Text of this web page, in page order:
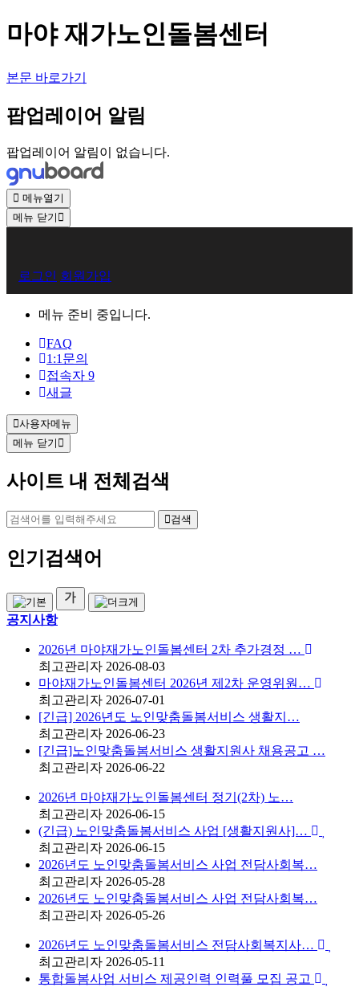
마야 재가노인돌봄센터
본문 바로가기
팝업레이어 알림
팝업레이어 알림이 없습니다.
메뉴열기
메뉴 닫기
원
로
그
인
로그인 회원가입
메뉴 준비 중입니다.
FAQ
1:1문의
접속자 9
새글
사용자메뉴
메뉴 닫기
사이트 내 전체검색
검색
인기검색어
공지사항
2026년 마야재가노인돌봄센터 2차 추가경정 …
최고관리자 2026-08-03
마야재가노인돌봄센터 2026년 제2차 운영위원…
최고관리자 2026-07-01
[긴급] 2026년도 노인맞춤돌봄서비스 생활지…
최고관리자 2026-06-23
[긴급]노인맞춤돌봄서비스 생활지원사 채용공고 …
최고관리자 2026-06-22
2026년 마야재가노인돌봄센터 정기(2차) 노…
최고관리자 2026-06-15
(긴급) 노인맞춤돌봄서비스 사업 [생활지원사]…
최고관리자 2026-06-15
2026년도 노인맞춤돌봄서비스 사업 전담사회복…
최고관리자 2026-05-28
2026년도 노인맞춤돌봄서비스 사업 전담사회복…
최고관리자 2026-05-26
2026년도 노인맞춤돌봄서비스 전담사회복지사…
최고관리자 2026-05-11
통합돌봄사업 서비스 제공인력 인력풀 모집 공고